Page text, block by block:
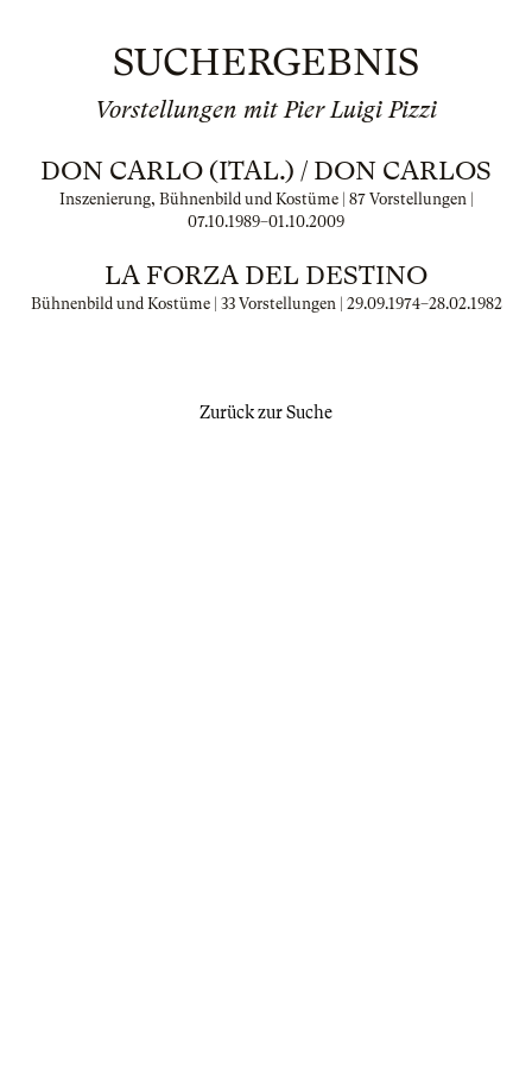
SUCHERGEBNIS
Vorstellungen mit Pier Luigi Pizzi
DON CARLO (ITAL.) / DON CARLOS
Inszenierung, Bühnenbild und Kostüme | 87 Vorstellungen |
07.10.1989–01.10.2009
LA FORZA DEL DESTINO
Bühnenbild und Kostüme | 33 Vorstellungen | 29.09.1974–28.02.1982
Zurück zur Suche